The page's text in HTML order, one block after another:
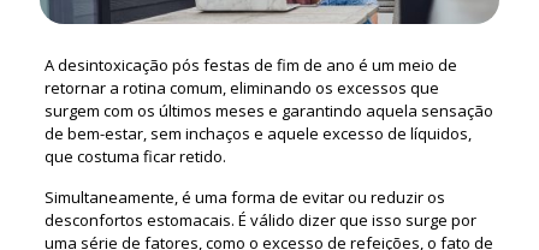
A desintoxicação pós festas de fim de ano é um meio de
retornar a rotina comum, eliminando os excessos que
surgem com os últimos meses e garantindo aquela sensação
de bem-estar, sem inchaços e aquele excesso de líquidos,
que costuma ficar retido.
Simultaneamente, é uma forma de evitar ou reduzir os
desconfortos estomacais. É válido dizer que isso surge por
uma série de fatores, como o excesso de refeições, o fato de